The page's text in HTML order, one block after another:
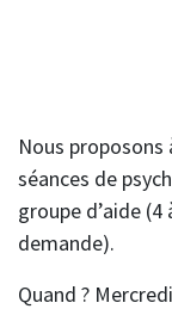
Nous
séances de
groupe d’aide
demande).
Quand ?